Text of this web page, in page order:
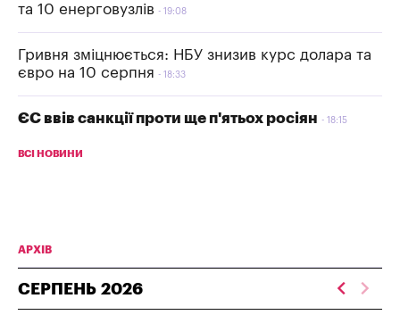
та 10 енерговузлів
19:08
Гривня зміцнюється: НБУ знизив курс долара та
євро на 10 серпня
18:33
ЄС ввів санкції проти ще п'ятьох росіян 18:15
ВСІ НОВИНИ
АРХІВ
СЕРПЕНЬ 2026